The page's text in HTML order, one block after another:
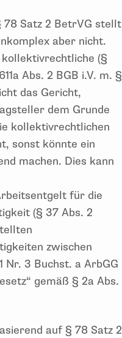
78 Satz 2 BetrVG stellt
aber nicht.
(§
Abs. 2 BGB i.V. m. §
das Gericht,
dem Grunde
kollektivrechtlichen
sonst könnte ein
machen. Dies kann
für die
(§ 37 Abs. 2
zwischen
3 Buchst. a ArbGG
gemäß § 2a Abs.
auf § 78 Satz 2